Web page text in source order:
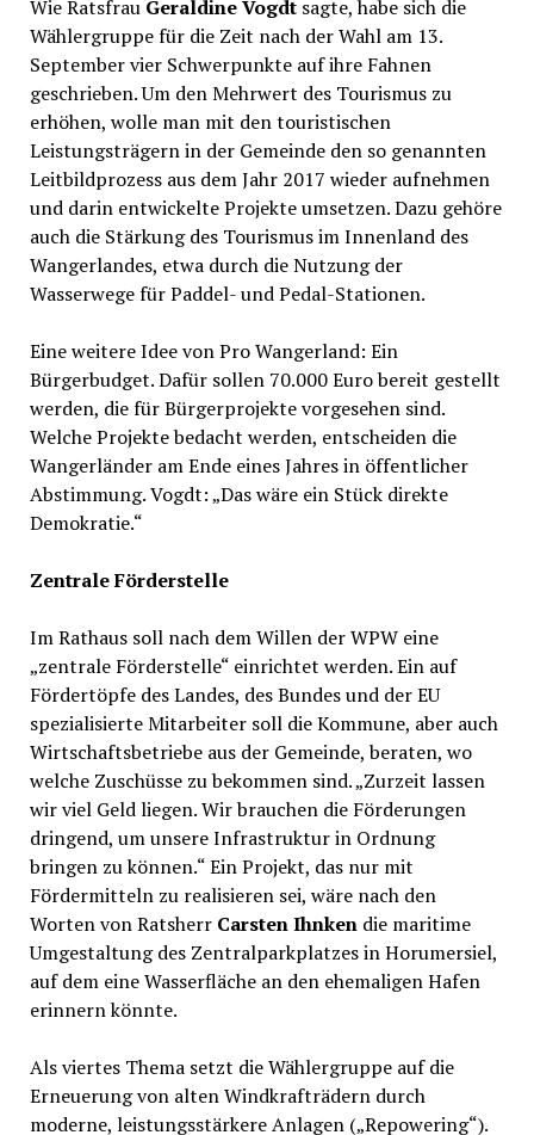
Wie Ratsfrau Geraldine Vogdtsagte, habe sich die
Wählergruppe für die Zeit nach der Wahl am 13.
September vier Schwerpunkte auf ihre Fahnen
geschrieben. Um den Mehrwert des Tourismus zu
erhöhen, wolle man mit den touristischen
Leistungsträgern in der Gemeinde den so genannten
Leitbildprozess aus dem Jahr 2017 wieder aufnehmen
und darin entwickelte Projekte umsetzen. Dazu gehöre
auch die Stärkung des Tourismus im Innenland des
Wangerlandes, etwa durch die Nutzung der
Wasserwege für Paddel- und Pedal-Stationen.
Eine weitere Idee von Pro Wangerland: Ein
Bürgerbudget. Dafür sollen 70.000 Euro bereit gestellt
werden, die für Bürgerprojekte vorgesehen sind.
Welche Projekte bedacht werden, entscheiden die
Wangerländer am Ende eines Jahres in öffentlicher
Abstimmung. Vogdt: „Das wäre ein Stück direkte
Demokratie.“
Zentrale Förderstelle
Im Rathaus soll nach dem Willen der WPW eine
„zentrale Förderstelle“ einrichtet werden. Ein auf
Fördertöpfe des Landes, des Bundes und der EU
spezialisierte Mitarbeiter soll die Kommune, aber auch
Wirtschaftsbetriebe aus der Gemeinde, beraten, wo
welche Zuschüsse zu bekommen sind. „Zurzeit lassen
wir viel Geld liegen. Wir brauchen die Förderungen
dringend, um unsere Infrastruktur in Ordnung
bringen zu können.“ Ein Projekt, das nur mit
Fördermitteln zu realisieren sei, wäre nach den
Worten von Ratsherr Carsten Ihnkendie maritime
Umgestaltung des Zentralparkplatzes in Horumersiel,
auf dem eine Wasserfläche an den ehemaligen Hafen
erinnern könnte.
Als viertes Thema setzt die Wählergruppe auf die
Erneuerung von alten Windkrafträdern durch
moderne, leistungsstärkere Anlagen („Repowering“).